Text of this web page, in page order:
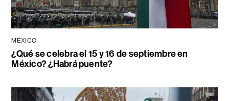
MÉXICO
¿Qué se celebra el 15 y 16 de septiembre en
México? ¿Habrá puente?